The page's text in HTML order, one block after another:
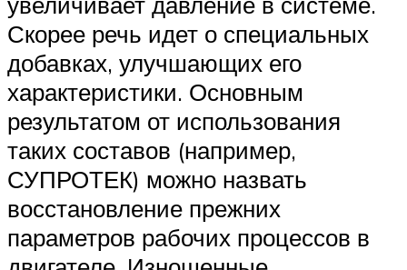
Меню
Скорее речь идет о специальных
добавках, улучшающих его
характеристики. Основным
результатом от использования
таких составов (например,
СУПРОТЕК) можно назвать
восстановление прежних
параметров рабочих процессов в